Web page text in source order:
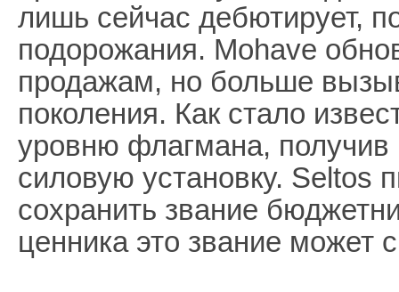
лишь сейчас дебютирует,
подорожания. Mohave
продажам, но больше
поколения. Как стало
уровню флагмана, получив
силовую установку. Seltos
сохранить звание
ценника это звание может